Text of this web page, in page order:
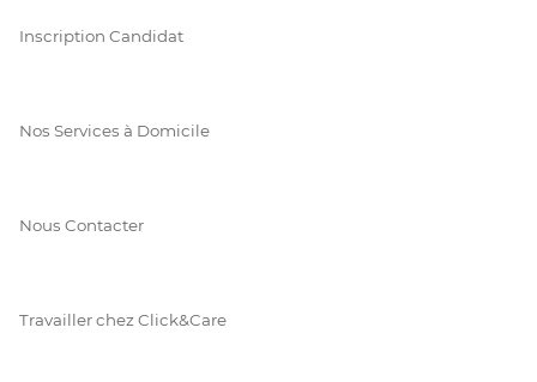
Inscription Candidat
Nos Services à Domicile
Nous Contacter
Travailler chez Click&Care